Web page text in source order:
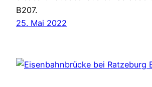
B207.
25. Mai 2022